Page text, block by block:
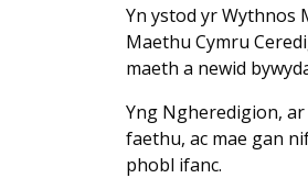
Yn ystod yr Wythnos
Maethu Cymru
maeth a newid
Yng Ngheredigion,
faethu, ac mae gan
phobl ifanc.